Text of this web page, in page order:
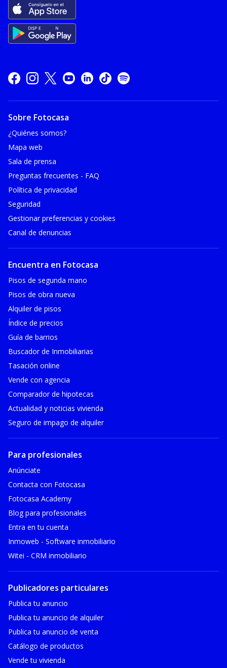
Sobre Fotocasa
¿Quiénes somos?
Mapa web
Sala de prensa
Preguntas frecuentes - FAQ
Política de privacidad
Seguridad
Gestionar preferencias y cookies
Canal de denuncias
Encuentra en Fotocasa
Pisos de segunda mano
Pisos de obra nueva
Alquiler de pisos
Índice de precios
Guía de barrios
Buscador de Inmobiliarias
Tasación online
Vende con agencia
Comparador de hipotecas
Actualidad y noticias vivienda
Seguro de impago de alquiler
Para profesionales
Anúnciate
Contacta con Fotocasa
Fotocasa Academy
Blog para profesionales
Entra en tu cuenta
Inmoweb - Software inmobiliario
Witei - CRM inmobiliario
Publicadores particulares
Publica tu anuncio
Publica tu anuncio de alquiler
Publica tu anuncio de venta
Catálogo de productos
Vende tu vivienda